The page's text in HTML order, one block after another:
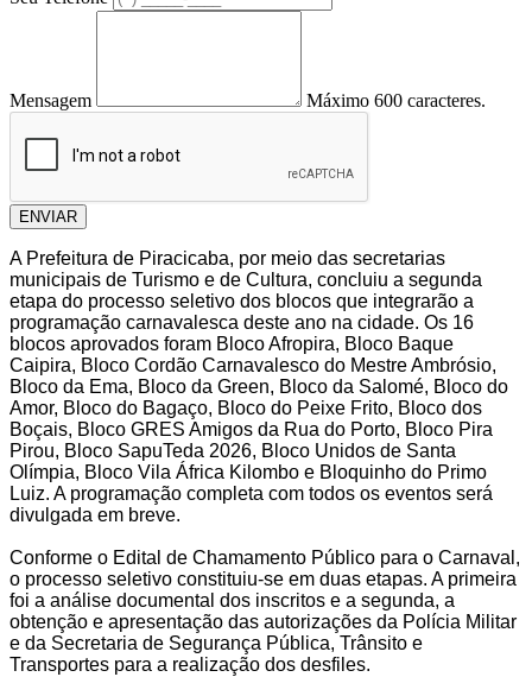
Mensagem Máximo 600 caracteres.
ENVIAR
A Prefeitura de Piracicaba, por meio das secretarias
municipais de Turismo e de Cultura, concluiu a segunda
etapa do processo seletivo dos blocos que integrarão a
programação carnavalesca deste ano na cidade. Os 16
blocos aprovados foram Bloco Afropira, Bloco Baque
Caipira, Bloco Cordão Carnavalesco do Mestre Ambrósio,
Bloco da Ema, Bloco da Green, Bloco da Salomé, Bloco do
Amor, Bloco do Bagaço, Bloco do Peixe Frito, Bloco dos
Boçais, Bloco GRES Amigos da Rua do Porto, Bloco Pira
Pirou, Bloco SapuTeda 2026, Bloco Unidos de Santa
Olímpia, Bloco Vila África Kilombo e Bloquinho do Primo
Luiz. A programação completa com todos os eventos será
divulgada em breve.
Conforme o Edital de Chamamento Público para o Carnaval,
o processo seletivo constituiu-se em duas etapas. A primeira
foi a análise documental dos inscritos e a segunda, a
obtenção e apresentação das autorizações da Polícia Militar
e da Secretaria de Segurança Pública, Trânsito e
Transportes para a realização dos desfiles.